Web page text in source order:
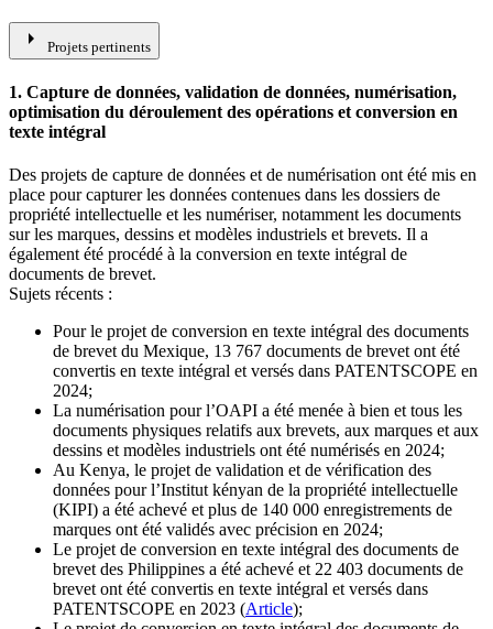
arrow_right Projets pertinents
1. Capture de données, validation de données, numérisation,
optimisation du déroulement des opérations et conversion en
texte intégral
Des projets de capture de données et de numérisation ont été mis en
place pour capturer les données contenues dans les dossiers de
propriété intellectuelle et les numériser, notamment les documents
sur les marques, dessins et modèles industriels et brevets. Il a
également été procédé à la conversion en texte intégral de
documents de brevet.
Sujets récents :
Pour le projet de conversion en texte intégral des documents
de brevet du Mexique, 13 767 documents de brevet ont été
convertis en texte intégral et versés dans PATENTSCOPE en
2024;
La numérisation pour l’OAPI a été menée à bien et tous les
documents physiques relatifs aux brevets, aux marques et aux
dessins et modèles industriels ont été numérisés en 2024;
Au Kenya, le projet de validation et de vérification des
données pour l’Institut kényan de la propriété intellectuelle
(KIPI) a été achevé et plus de 140 000 enregistrements de
marques ont été validés avec précision en 2024;
Le projet de conversion en texte intégral des documents de
brevet des Philippines a été achevé et 22 403 documents de
brevet ont été convertis en texte intégral et versés dans
PATENTSCOPE en 2023 (Article);